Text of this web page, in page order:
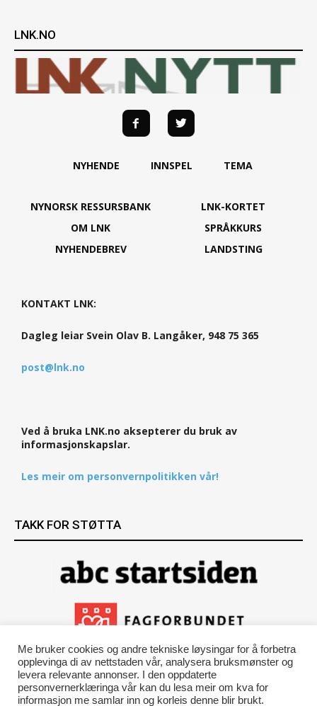
LNK.NO
NYHENDE INNSPEL TEMA
NYNORSK RESSURSBANK
OM LNK
NYHENDEBREV
LNK-KORTET
SPRÅKKURS
LANDSTING
KONTAKT LNK:
Dagleg leiar Svein Olav B. Langåker, 948 75 365
post@lnk.no
Ved å bruka LNK.no aksepterer du bruk av
informasjonskapslar.
Les meir om personvernpolitikken vår!
TAKK FOR STØTTA
Me bruker cookies og andre tekniske løysingar for å forbetra
opplevinga di av nettstaden vår, analysera bruksmønster og
levera relevante annonser. I den oppdaterte
personvernerklæringa vår kan du lesa meir om kva for
informasjon me samlar inn og korleis denne blir brukt.